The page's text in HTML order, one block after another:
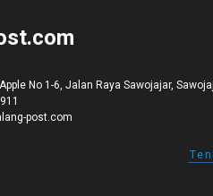
No 1-6, Jalan Raya Sawojajar,
post.com